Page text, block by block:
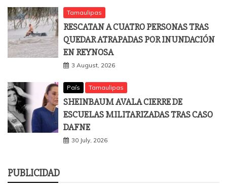
Tamaulipas
RESCATAN A CUATRO PERSONAS TRAS
QUEDAR ATRAPADAS POR INUNDACIÓN
EN REYNOSA
3 August, 2026
País Tamaulipas
SHEINBAUM AVALA CIERRE DE
ESCUELAS MILITARIZADAS TRAS CASO
DAFNE
30 July, 2026
PUBLICIDAD